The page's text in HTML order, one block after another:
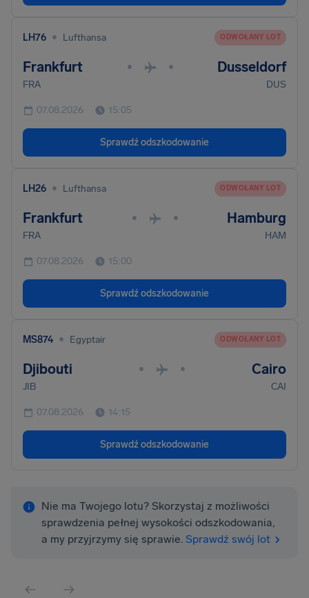
LH76 • Lufthansa ODWOŁANY LOT
Frankfurt • • Dusseldorf
FRA DUS
07.08.2026 15:05
Sprawdź odszkodowanie
LH26 • Lufthansa ODWOŁANY LOT
Frankfurt • • Hamburg
FRA HAM
07.08.2026 15:00
Sprawdź odszkodowanie
MS874 • Egyptair ODWOŁANY LOT
Djibouti • • Cairo
JIB CAI
07.08.2026 14:15
Sprawdź odszkodowanie
Nie ma Twojego lotu? Skorzystaj z możliwości
sprawdzenia pełnej wysokości odszkodowania,
a my przyjrzymy się sprawie. Sprawdź swój lot